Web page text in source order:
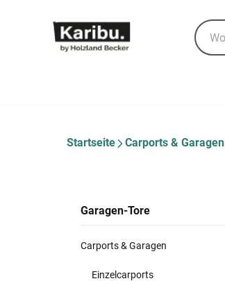
Startseite Carports & Garagen
Garagen-Tore
Carports & Garagen
Einzelcarports